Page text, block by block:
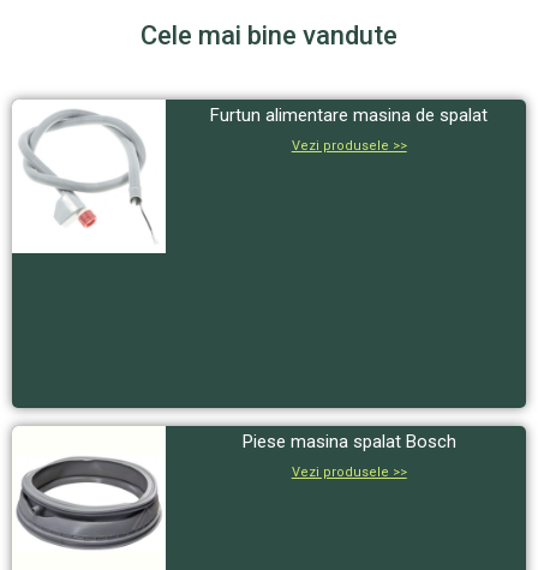
Cele mai bine vandute
Furtun alimentare masina de spalat
Vezi produsele >>
Piese masina spalat Bosch
Vezi produsele >>